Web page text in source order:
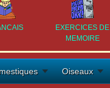
EXERCICES DE
MEMOIRE
Oiseaux